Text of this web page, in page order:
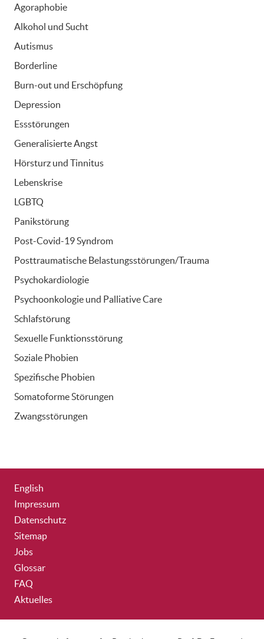
Agoraphobie
Alkohol und Sucht
Autismus
Borderline
Burn-out und Erschöpfung
Depression
Essstörungen
Generalisierte Angst
Hörsturz und Tinnitus
Lebenskrise
LGBTQ
Panikstörung
Post-Covid-19 Syndrom
Posttraumatische Belastungsstörungen/Trauma
Psychokardiologie
Psychoonkologie und Palliative Care
Schlafstörung
Sexuelle Funktionsstörung
Soziale Phobien
Spezifische Phobien
Somatoforme Störungen
Zwangsstörungen
English
Impressum
Datenschutz
Sitemap
Jobs
Glossar
FAQ
Aktuelles